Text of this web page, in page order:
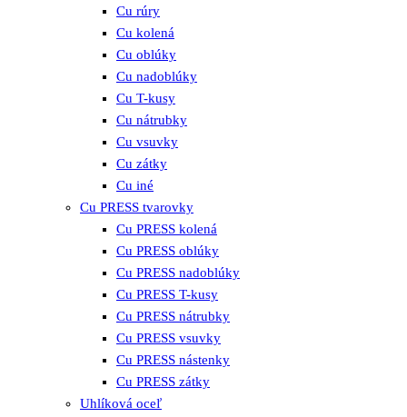
Cu rúry
Cu kolená
Cu oblúky
Cu nadoblúky
Cu T-kusy
Cu nátrubky
Cu vsuvky
Cu zátky
Cu iné
Cu PRESS tvarovky
Cu PRESS kolená
Cu PRESS oblúky
Cu PRESS nadoblúky
Cu PRESS T-kusy
Cu PRESS nátrubky
Cu PRESS vsuvky
Cu PRESS nástenky
Cu PRESS zátky
Uhlíková oceľ